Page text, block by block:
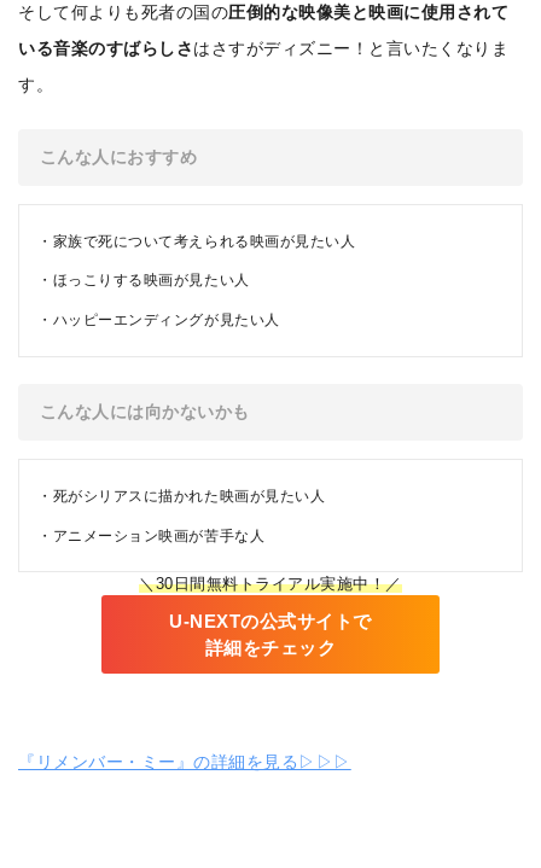
そして何よりも死者の国の圧倒的な映像美と映画に使用されて
いる音楽のすばらしさはさすがディズニー！と言いたくなりま
す。
こんな人におすすめ
家族で死について考えられる映画が見たい人
ほっこりする映画が見たい人
ハッピーエンディングが見たい人
こんな人には向かないかも
死がシリアスに描かれた映画が見たい人
アニメーション映画が苦手な人
＼30日間無料トライアル実施中！／
U-NEXTの公式サイトで
詳細をチェック
『リメンバー・ミー』の詳細を見る▷▷▷